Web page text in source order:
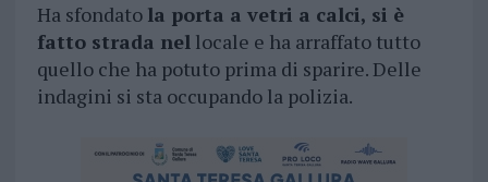
Ha sfondato la porta a vetri a calci, si è
fatto strada nellocale e ha arraffato tutto
quello che ha potuto prima di sparire. Delle
indagini si sta occupando la polizia.